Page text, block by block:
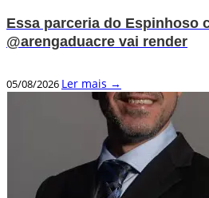
Essa parceria do Espinhoso
@arengaduacre vai render
05/08/2026 Ler mais →